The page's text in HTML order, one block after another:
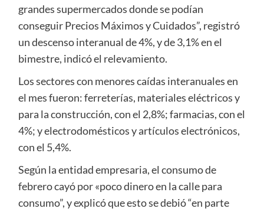
grandes supermercados donde se podían
conseguir Precios Máximos y Cuidados”, registró
un descenso interanual de 4%, y de 3,1% en el
bimestre, indicó el relevamiento.
Los sectores con menores caídas interanuales en
el mes fueron: ferreterías, materiales eléctricos y
para la construcción, con el 2,8%; farmacias, con el
4%; y electrodomésticos y artículos electrónicos,
con el 5,4%.
Según la entidad empresaria, el consumo de
febrero cayó por «poco dinero en la calle para
consumo”, y explicó que esto se debió “en parte